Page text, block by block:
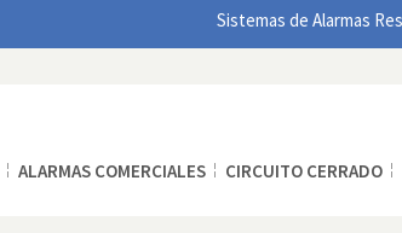
Sistemas de Alarmas
ALARMAS COMERCIALES CIRCUITO CERRADO